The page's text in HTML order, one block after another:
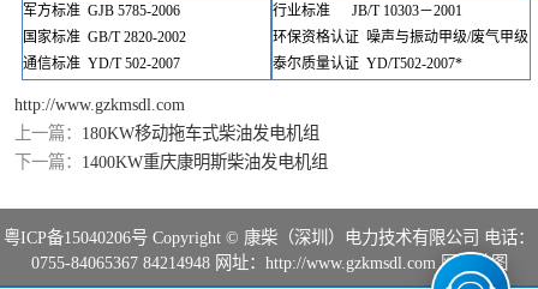
军方标准 GJB 5785-2006
国家标准 GB/T 2820-2002
通信标准 YD/T 502-2007
行业标准 JB/T 10303－2001
环保资格认证 噪声与振动甲级/废气甲级
泰尔质量认证 YD/T502-2007*
http://www.gzkmsdl.com
上一篇： 180KW移动拖车式柴油发电机组
下一篇： 1400KW重庆康明斯柴油发电机组
粤ICP备15040206号 Copyright © 康柴（深圳）电力技术有限公司 电话：
0755-84065367 84214948 网址：http://www.gzkmsdl.com网站地图